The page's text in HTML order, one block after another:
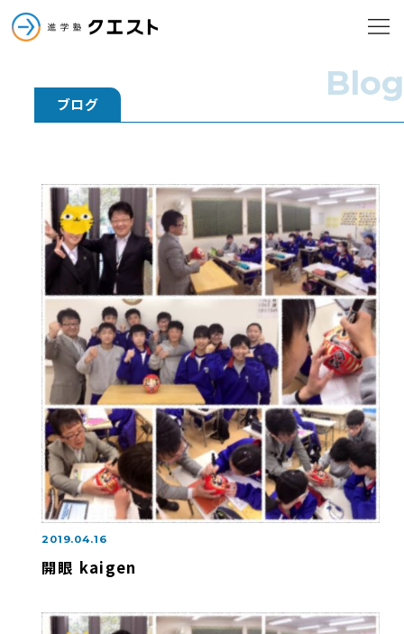
進学塾クエスト メニュー
進学塾クエスト
小学部
中学部
高校部
ブログ
Blog
2019.04.16
開眼 kaigen